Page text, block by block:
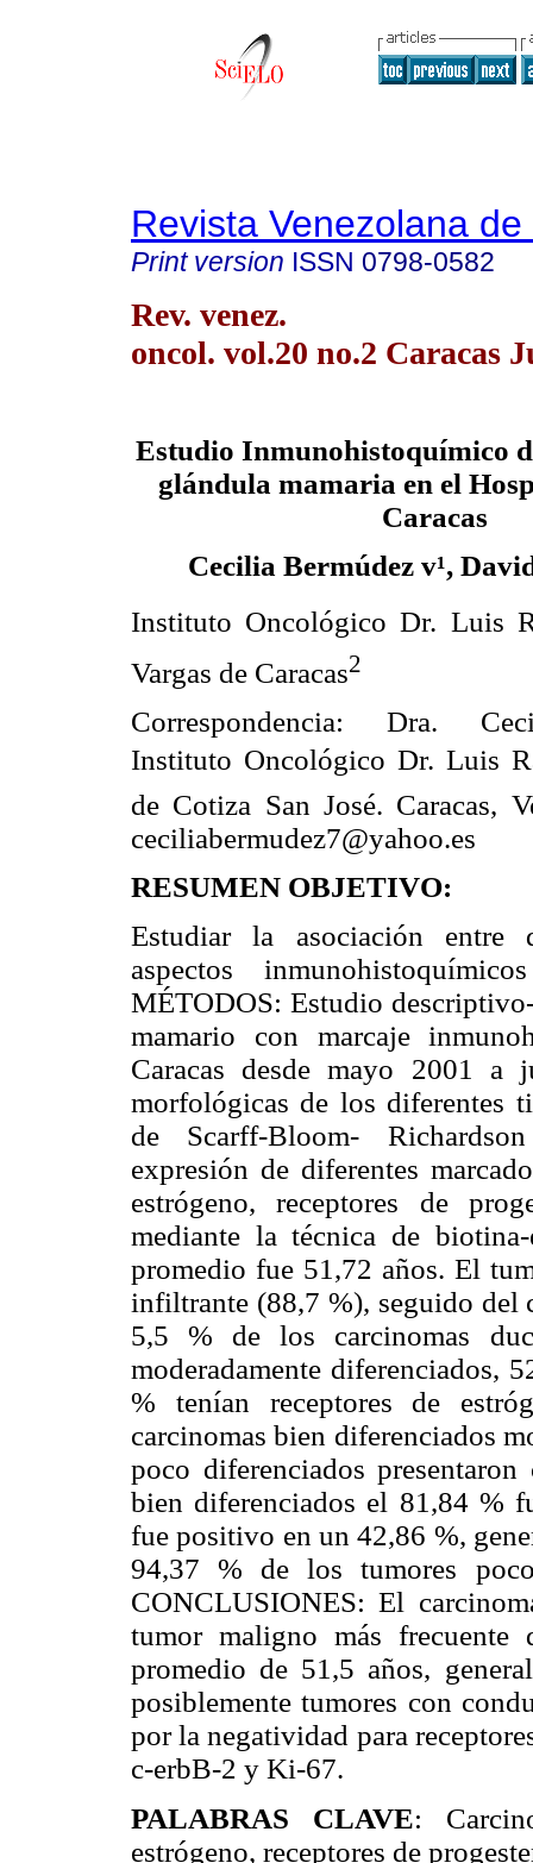
Revista Venezolana
Print version ISSN 0798-0582
Rev. venez.
oncol. vol.20 no.2 Caracas
Estudio Inmunohistoquímico
glándula mamaria en el
Caracas
Cecilia Bermúdez v¹,
Instituto Oncológico Dr. Luis
Vargas de Caracas2
Correspondencia: Dra.
Instituto Oncológico Dr. Luis
de Cotiza San José. Caracas,
ceciliabermudez7@yahoo.es
RESUMEN OBJETIVO:
Estudiar la asociación entre
aspectos
MÉTODOS: Estudio
mamario con marcaje
Caracas desde mayo 2001 a
morfológicas de los diferentes
de Scarff-Bloom-
expresión de diferentes
estrógeno, receptores de
mediante la técnica de
promedio fue 51,72 años. El
infiltrante (88,7 %), seguido
5,5 % de los carcinomas
moderadamente diferenciados,
% tenían receptores de
carcinomas bien diferenciados
poco diferenciados
bien diferenciados el 81,84 %
fue positivo en un 42,86 %,
94,37 % de los tumores
CONCLUSIONES: El
tumor maligno más
promedio de 51,5 años,
posiblemente tumores con
por la negatividad para
c-erbB-2 y Ki-67.
PALABRAS CLAVE:
estrógeno, receptores de